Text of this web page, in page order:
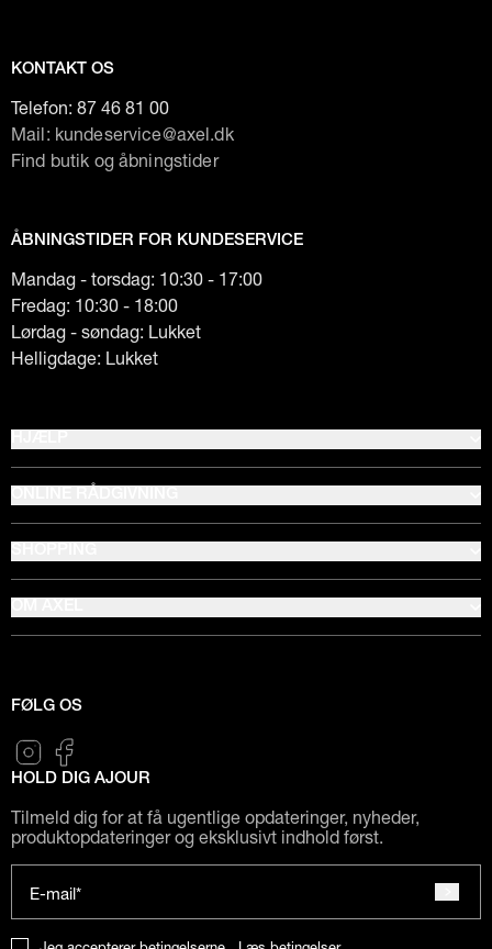
KONTAKT OS
Telefon: 87 46 81 00
Mail: kundeservice@axel.dk
Find butik og åbningstider
ÅBNINGSTIDER FOR KUNDESERVICE
Mandag - torsdag: 10:30 - 17:00
Fredag: 10:30 - 18:00
Lørdag - søndag: Lukket
Helligdage: Lukket
FØLG OS
HOLD DIG AJOUR
Tilmeld dig for at få ugentlige opdateringer, nyheder,
produktopdateringer og eksklusivt indhold først.
E-mail*